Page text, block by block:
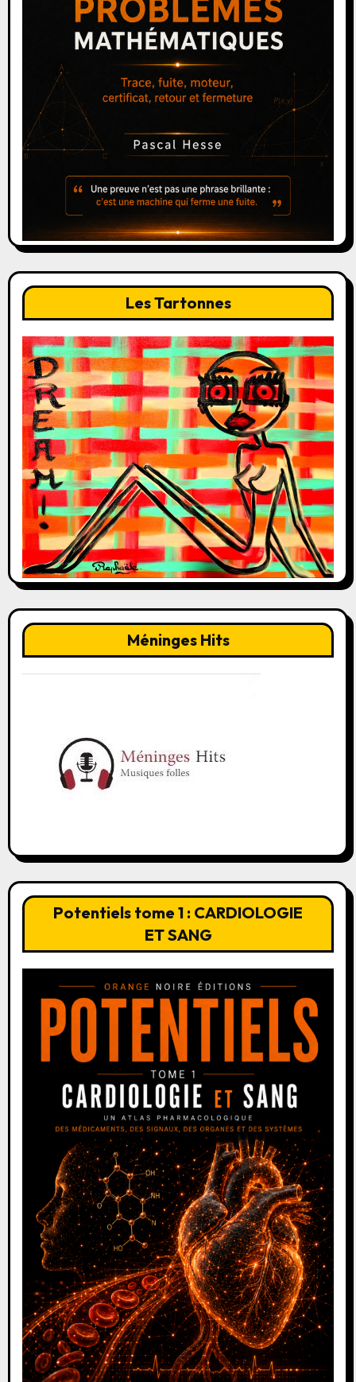
Les Tartonnes
Méninges Hits
Potentiels tome 1 : CARDIOLOGIE
ET SANG